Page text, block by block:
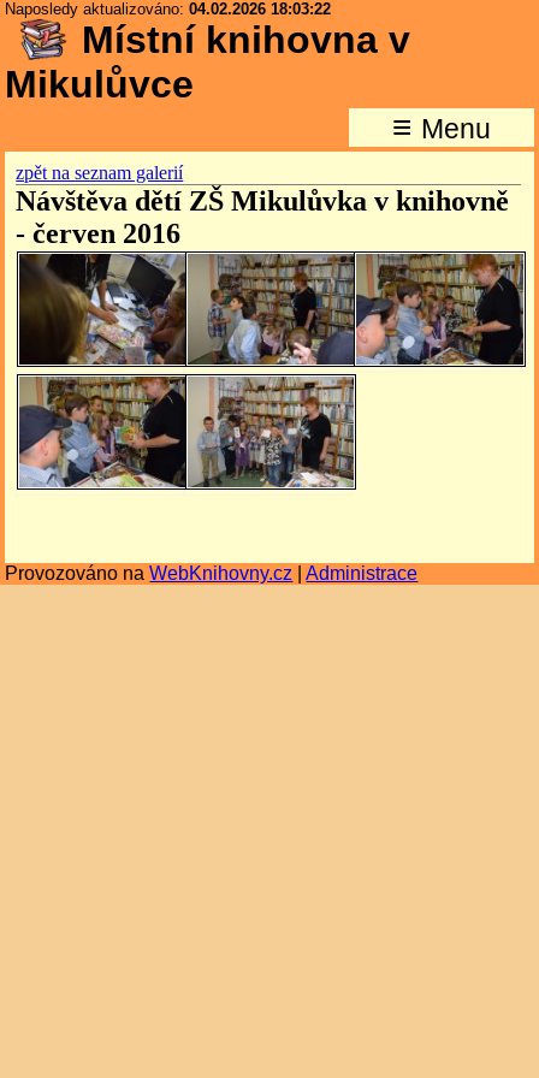
Naposledy aktualizováno:04.02.2026 18:03:22
Místní knihovna v
Mikulůvce
≡ Menu
zpět na seznam galerií
Návštěva dětí ZŠ Mikulůvka v knihovně
- červen 2016
Provozováno naWebKnihovny.cz |Administrace